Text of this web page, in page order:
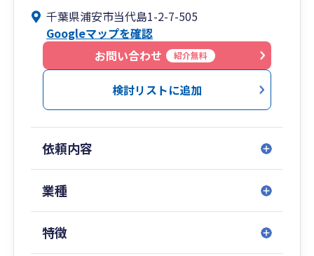
画、経営計画の策定もお手伝いしております。利
益を出し、強い会社を目指す前向きな経営者様の
お手伝いをさせていただきたいです。ご連絡をお
待ちしております。
千葉県浦安市当代島1-2-7-505
Googleマップを確認
お問い合わせ
紹介無料
検討リストに追加
依頼内容
業種
特徴